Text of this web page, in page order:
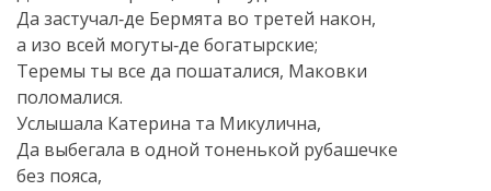
Да застучал‑де Бермята во третей након,
а изо всей могуты‑де богатырские;
Теремы ты все да пошаталися, Маковки
поломалися.
Услышала Катерина та Микулична,
Да выбегала в одной тоненькой рубашечке
без пояса,